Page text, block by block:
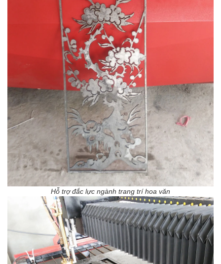
Hỗ trợ đắc lực ngành trang trí hoa văn